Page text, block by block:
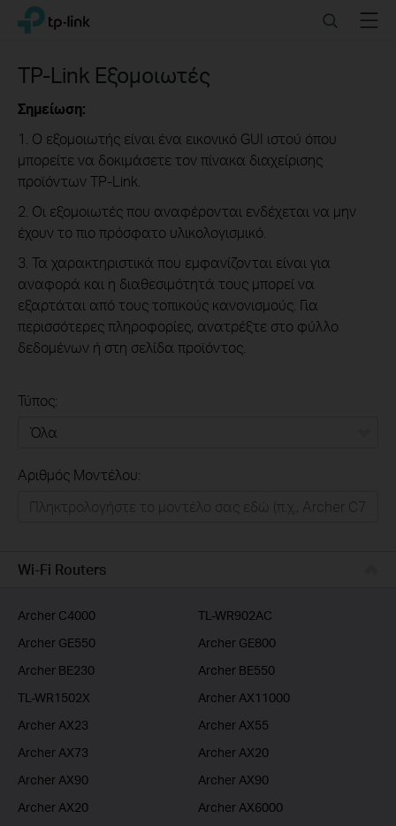
Click
the
navigation
bar
TP-Link, Reliably Smart SearchMenu
TP-Link Εξομοιωτές
Σημείωση:
1. Ο εξομοιωτής είναι ένα εικονικό GUI ιστού όπου
μπορείτε να δοκιμάσετε τον πίνακα διαχείρισης
προϊόντων TP-Link.
2. Οι εξομοιωτές που αναφέρονται ενδέχεται να μην
έχουν το πιο πρόσφατο υλικολογισμικό.
3. Τα χαρακτηριστικά που εμφανίζονται είναι για
αναφορά και η διαθεσιμότητά τους μπορεί να
εξαρτάται από τους τοπικούς κανονισμούς. Για
περισσότερες πληροφορίες, ανατρέξτε στο φύλλο
δεδομένων ή στη σελίδα προϊόντος.
Τύπος:
Επιχειρησεις
Αριθμός Μοντέλου:
Wi-Fi Routers
Archer C4000
TL-WR902AC
Archer GE550
Archer GE800
Archer BE230
Archer BE550
TL-WR1502X
Archer AX11000
Archer AX23
Archer AX55
Archer AX73
Archer AX20
Archer AX90
Archer AX90
Archer AX20
Archer AX6000